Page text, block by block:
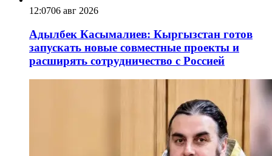
12:0706 авг 2026
Адылбек Касымалиев: Кыргызстан готов
запускать новые совместные проекты и
расширять сотрудничество с Россией